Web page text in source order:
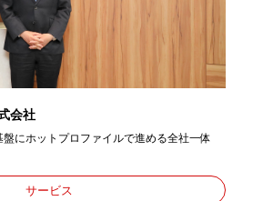
会社
にホットプロファイルで進める全社一体
サービス